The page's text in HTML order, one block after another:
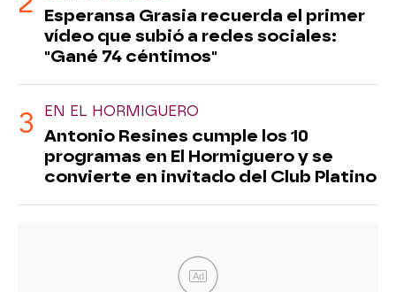
Esperansa Grasia recuerda el primer
vídeo que subió a redes sociales:
"Gané 74 céntimos"
EN EL HORMIGUERO
Antonio Resines cumple los 10
programas en El Hormiguero y se
convierte en invitado del Club Platino
Ad